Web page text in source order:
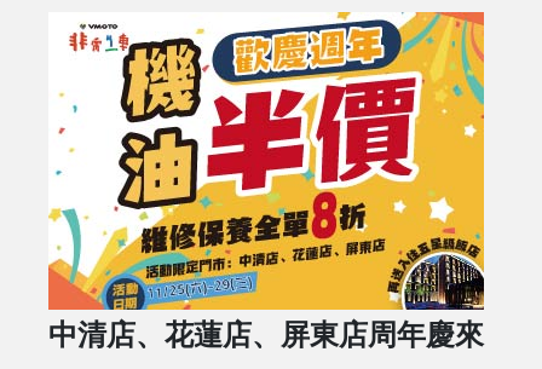
中清店、花蓮店、屏東店周年慶來